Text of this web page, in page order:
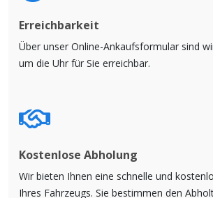
Erreichbarkeit
Über unser Online-Ankaufsformular sind
um die Uhr für Sie erreichbar.
Kostenlose Abholung
Wir bieten Ihnen eine schnelle und
Ihres Fahrzeugs. Sie bestimmen den